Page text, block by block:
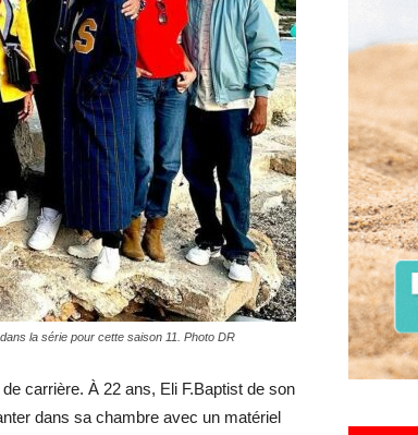
Hebdo25
la série pour cette saison 11. Photo DR
carrière. À 22 ans, Eli F.Baptist de son
dans sa chambre avec un matériel